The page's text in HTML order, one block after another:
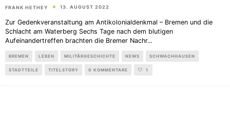
FRANK HETHEY 13. AUGUST 2022
Zur Gedenkveranstaltung am Antikolonialdenkmal – Bremen und die
Schlacht am Waterberg Sechs Tage nach dem blutigen
Aufeinandertreffen brachten die Bremer Nachr...
BREMEN LEBEN MILITÄRGESCHICHTE NEWS SCHWACHHAUSEN
STADTTEILE TITELSTORY 0 KOMMENTARE 1